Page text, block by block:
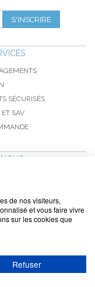
S'INSCRIRE
SÉCURISÉS
ET SAV
BLOG
SARL
de nos visiteurs,
et vous faire vivre
sur les cookies que
Refuser